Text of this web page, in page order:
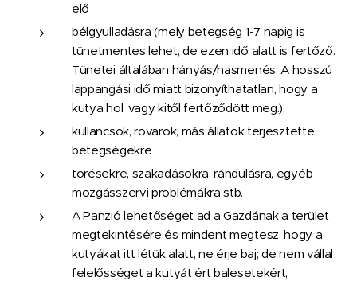
elő
bélgyulladásra (mely betegség 1-7 napig is
tünetmentes lehet, de ezen idő alatt is fertőző.
Tünetei általában hányás/hasmenés. A hosszú
lappangási idő miatt bizonyíthatatlan, hogy a
kutya hol, vagy kitől fertőződött meg.),
kullancsok, rovarok, más állatok terjesztette
betegségekre
törésekre, szakadásokra, rándulásra, egyéb
mozgásszervi problémákra stb.
A Panzió lehetőséget ad a Gazdának a terület
megtekintésére és mindent megtesz, hogy a
kutyákat itt létük alatt, ne érje baj; de nem vállal
felelősséget a kutyát ért balesetekért,